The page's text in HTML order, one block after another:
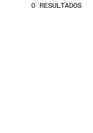
0 RESULTADOS